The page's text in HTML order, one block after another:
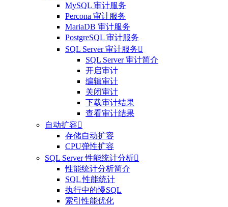
MySQL 审计服务
Percona 审计服务
MariaDB 审计服务
PostgreSQL 审计服务
SQL Server 审计服务
SQL Server 审计简介
开启审计
编辑审计
关闭审计
下载审计结果
查看审计结果
自动扩容
存储自动扩容
CPU弹性扩容
SQL Server 性能统计分析
性能统计分析简介
SQL 性能统计
执行中的慢SQL
索引性能优化